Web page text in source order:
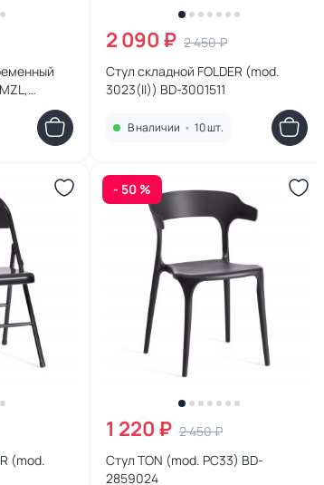
BD-
2 090 ₽ 2 450 ₽
Стул складной FOLDER (mod.
3023(II)) BD-3001511
В наличии • 10 шт.
(mod.
- 50 %
1 220 ₽ 2 450 ₽
Стул TON (mod. PC33) BD-
2859024